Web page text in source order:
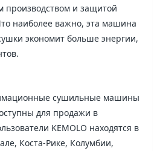
производством и защитой
наиболее важно, эта машина
экономит больше энергии,
сушильные машины
для продажи в
KEMOLO находятся в
Коста-Рике, Колумбии,